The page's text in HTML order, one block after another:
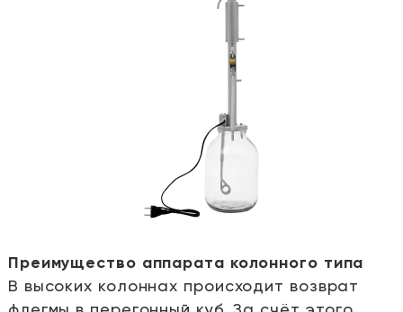
Преимущество аппарата колонного типа
В высоких колоннах происходит возврат